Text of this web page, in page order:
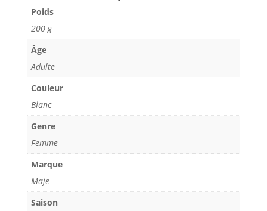
Poids
200 g
Âge
Adulte
Couleur
Blanc
Genre
Femme
Marque
Maje
Saison